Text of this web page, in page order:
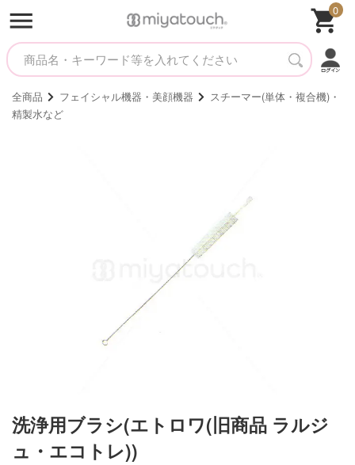
0
全商品 フェイシャル機器・美顔機器
スチーマー(単体・複合機)・
精製水など
洗浄用ブラシ(エトロワ(旧商品 ラルジ
ュ・エコトレ))